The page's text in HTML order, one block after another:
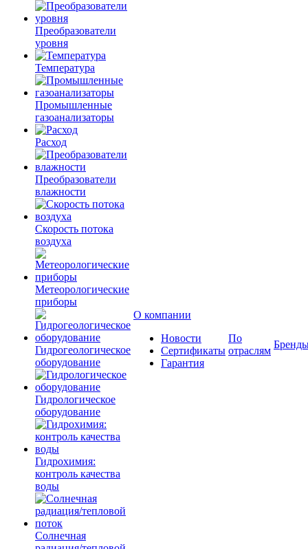
Преобразователи
уровня
Температура
Промышленные
газоанализаторы
Расход
Преобразователи
влажности
Скорость потока
воздуха
Метеорологические
приборы
Гидрогеологическое
оборудование
Гидрологическое
оборудование
Гидрохимия:
контроль качества
воды
Солнечная
О компании
Новости
Сертификаты
Гарантия
По
отраслям